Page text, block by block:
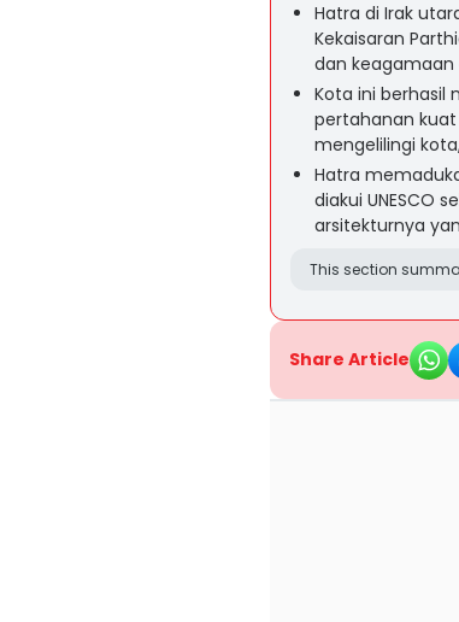
Hatra di Irak
Kekaisaran
dan
Kota ini berhasil
pertahanan
mengelilingi
Hatra
diakui UNESCO
arsitekturnya
This section
Share Article